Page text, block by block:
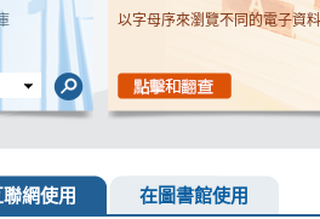
以字母序來瀏覽不同的電子資
網使用 在圖書館使用